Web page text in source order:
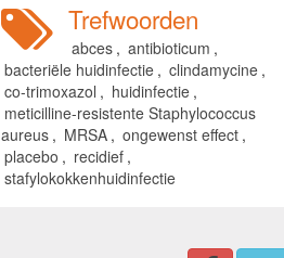
Trefwoorden
abces , antibioticum ,
bacteriële huidinfectie , clindamycine ,
co-trimoxazol , huidinfectie ,
meticilline-resistente Staphylococcus
aureus , MRSA , ongewenst effect ,
placebo , recidief ,
stafylokokkenhuidinfectie